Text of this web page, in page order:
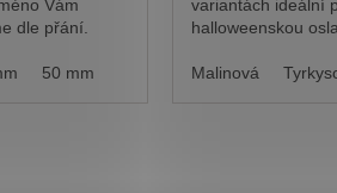
Vám
dle přání.
50 mm
variantách ideální
halloweenskou
Nebesky modrá Malinová